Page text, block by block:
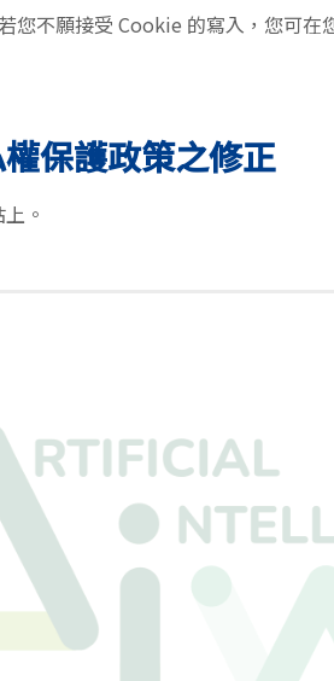
不願接受 Cookie 的寫入，您可
保護政策之修正
。